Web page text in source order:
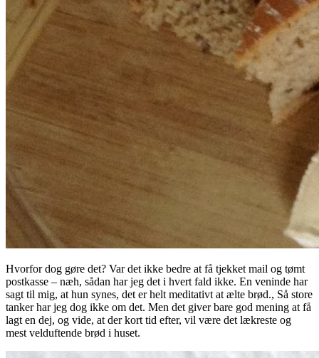
Hvorfor dog gøre det? Var det ikke bedre at få tjekket mail og tømt
postkasse – næh, sådan har jeg det i hvert fald ikke. En veninde har
sagt til mig, at hun synes, det er helt meditativt at ælte brød., Så store
tanker har jeg dog ikke om det. Men det giver bare god mening at få
lagt en dej, og vide, at der kort tid efter, vil være det lækreste og
mest velduftende brød i huset.